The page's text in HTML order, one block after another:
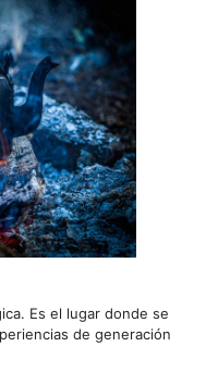
Es el lugar donde se
de generación